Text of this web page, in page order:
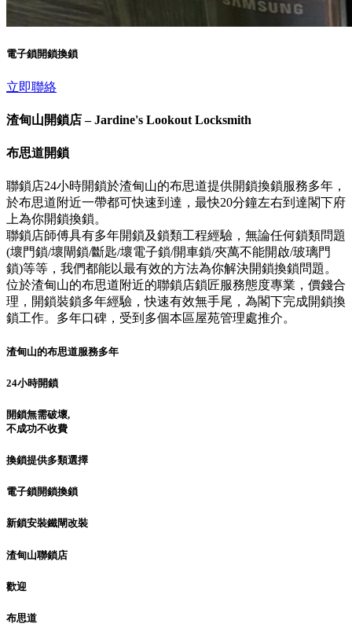
電子鎖開鎖換鎖
立即聯絡
渣甸山開鎖店 – Jardine's Lookout Locksmith
布思道開鎖
聯鎖店24小時開鎖於渣甸山的布思道提供開鎖換鎖服務多年，
於布思道附近一帶都可快速到達，最快20分鐘左右到達閣下府
上為你開鎖換鎖。
聯鎖店師傅具有多年開鎖及鎖類工程經驗，無論任何鎖類問題
(壞門鎖/壞閘鎖/斷匙/壞電子鎖/開車鎖/夾萬不能開啟/玻璃門
鎖)等等，我們都能以最有效的方法為你解決開鎖換鎖問題。
位於渣甸山的布思道附近的聯鎖店鎖匠服務態度專業，價錢合
理，開鎖裝鎖多年經驗，快速有效無手尾，為閣下完成開鎖換
鎖工作。多年口碑，受到多個本區屋苑管理處推介。
渣甸山的布思道服務多年
24小時開鎖
開鎖無需破壞,
不成功不收費
換鎖提供多類選擇
電子鎖開鎖換鎖
新鎖安裝鐵閘改裝
渣甸山聯鎖店
歡迎
布思道